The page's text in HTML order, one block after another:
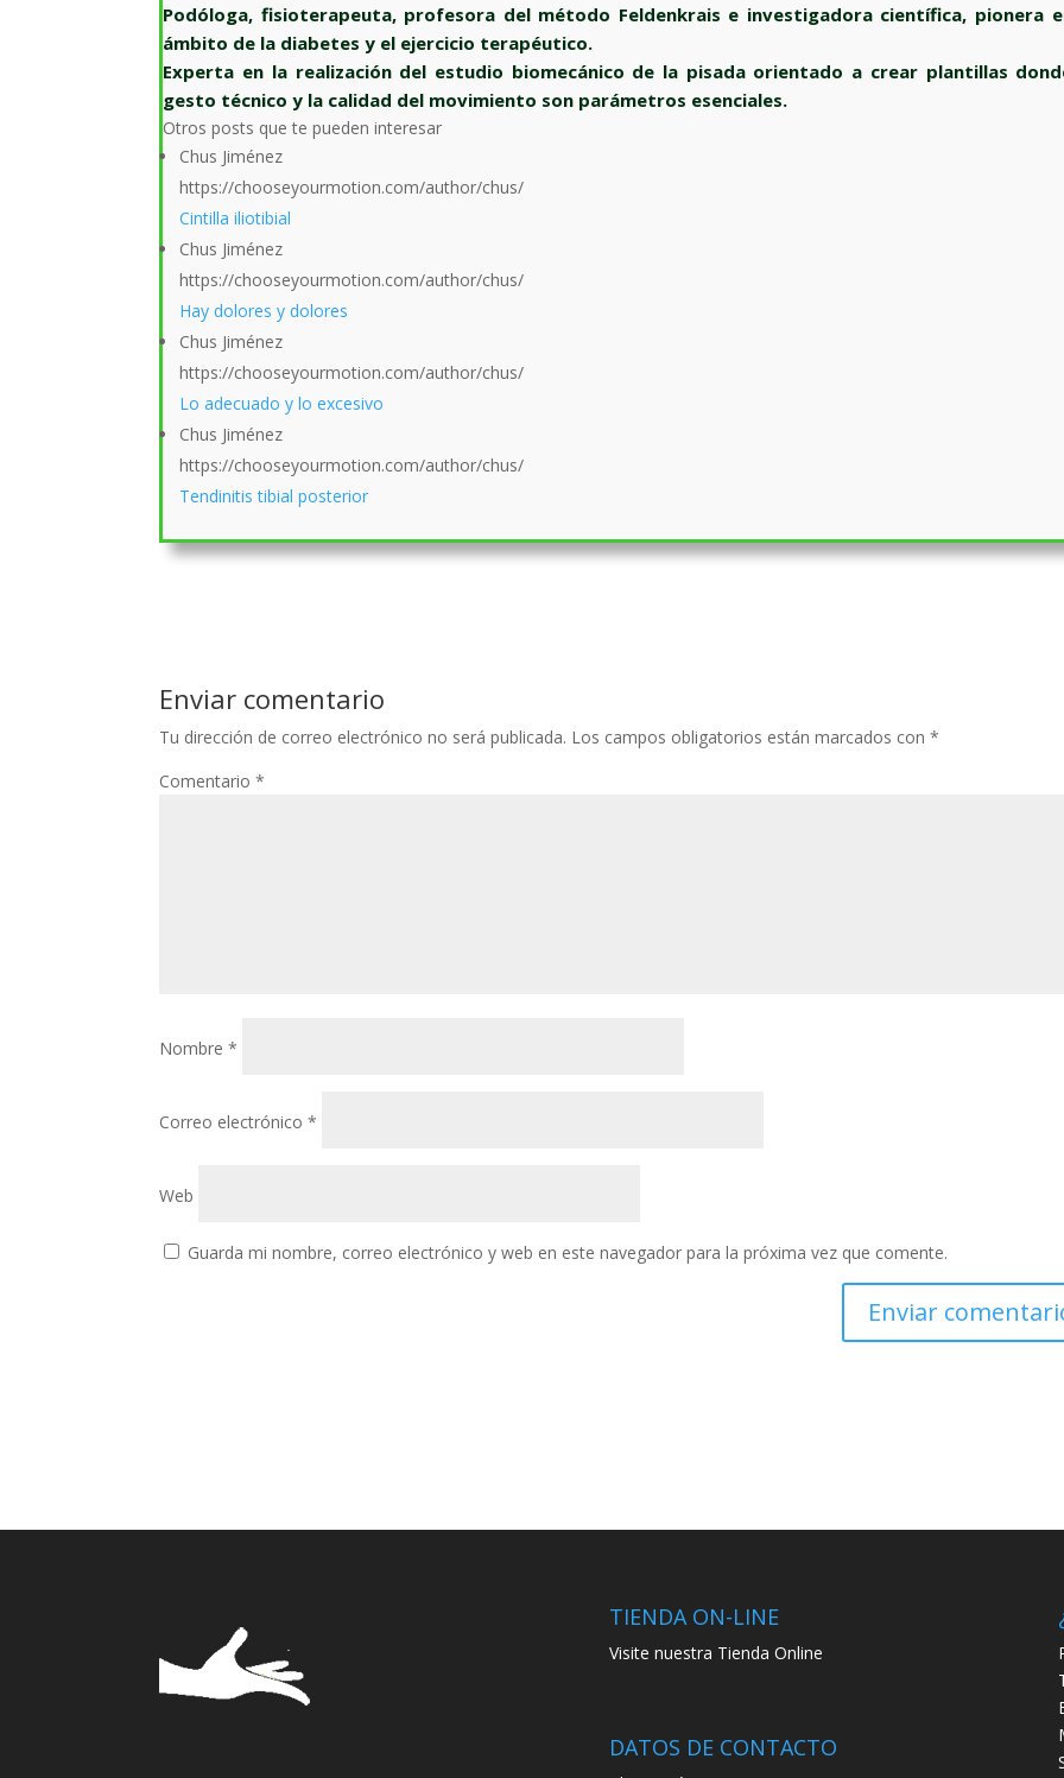
Podóloga, fisioterapeuta, profesora del método Feldenkrais e investigadora científica, pionera
ámbito de la diabetes y el ejercicio terapéutico.
Experta en la realización del estudio biomecánico de la pisada orientado a crear plantillas
gesto técnico y la calidad del movimiento son parámetros esenciales.
Otros posts que te pueden interesar
Chus Jiménez
https://chooseyourmotion.com/author/chus/
Cintilla iliotibial
Chus Jiménez
https://chooseyourmotion.com/author/chus/
Hay dolores y dolores
Chus Jiménez
https://chooseyourmotion.com/author/chus/
Lo adecuado y lo excesivo
Chus Jiménez
https://chooseyourmotion.com/author/chus/
Tendinitis tibial posterior
Enviar comentario
Tu dirección de correo electrónico no será publicada. Los campos obligatorios están marcados con*
Comentario*
Nombre*
Correo electrónico*
Web
Guarda mi nombre, correo electrónico y web en este navegador para la próxima vez que comente.
TIENDA ON-LINE
Visite nuestra Tienda Online
DATOS DE CONTACTO